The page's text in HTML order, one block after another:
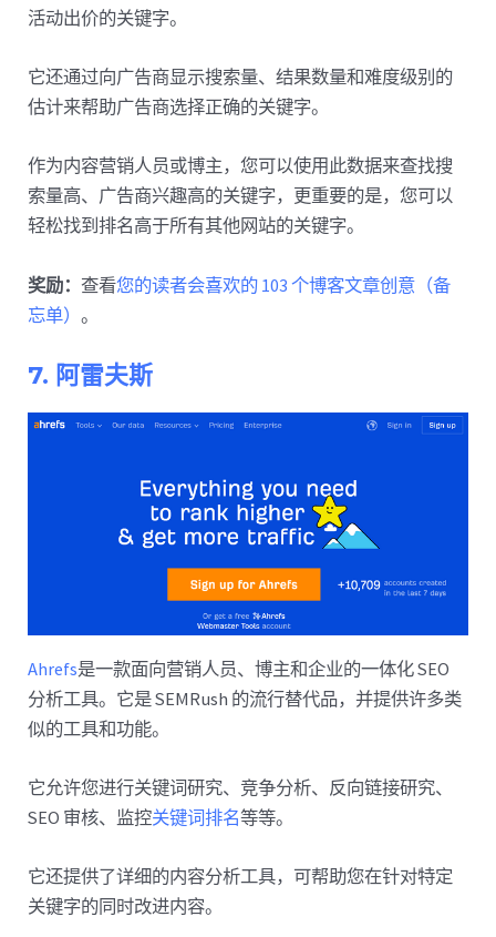
活动出价的关键字。
它还通过向广告商显示搜索量、结果数量和难度级别的
估计来帮助广告商选择正确的关键字。
作为内容营销人员或博主，您可以使用此数据来查找搜
索量高、广告商兴趣高的关键字，更重要的是，您可以
轻松找到排名高于所有其他网站的关键字。
奖励：查看您的读者会喜欢的 103 个博客文章创意（备
忘单）。
7. 阿雷夫斯
Ahrefs是一款面向营销人员、博主和企业的一体化 SEO
分析工具。它是 SEMRush 的流行替代品，并提供许多类
似的工具和功能。
它允许您进行关键词研究、竞争分析、反向链接研究、
SEO 审核、监控关键词排名等等。
它还提供了详细的内容分析工具，可帮助您在针对特定
关键字的同时改进内容。